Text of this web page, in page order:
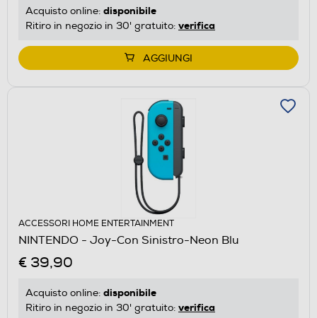
Acquisto online: disponibile
Ritiro in negozio in 30' gratuito: verifica
AGGIUNGI
ACCESSORI HOME ENTERTAINMENT
NINTENDO - Joy-Con Sinistro-Neon Blu
€ 39,90
Acquisto online: disponibile
Ritiro in negozio in 30' gratuito: verifica